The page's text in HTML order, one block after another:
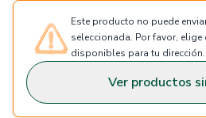
Este producto no puede
seleccionada. Por favor,
disponibles para tu dirección.
Ver productos